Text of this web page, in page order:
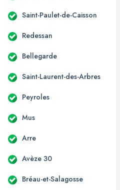
Saint-Paulet-de-Caisson
Redessan
Bellegarde
Saint-Laurent-des-Arbres
Peyroles
Mus
Arre
Avèze 30
Bréau-et-Salagosse